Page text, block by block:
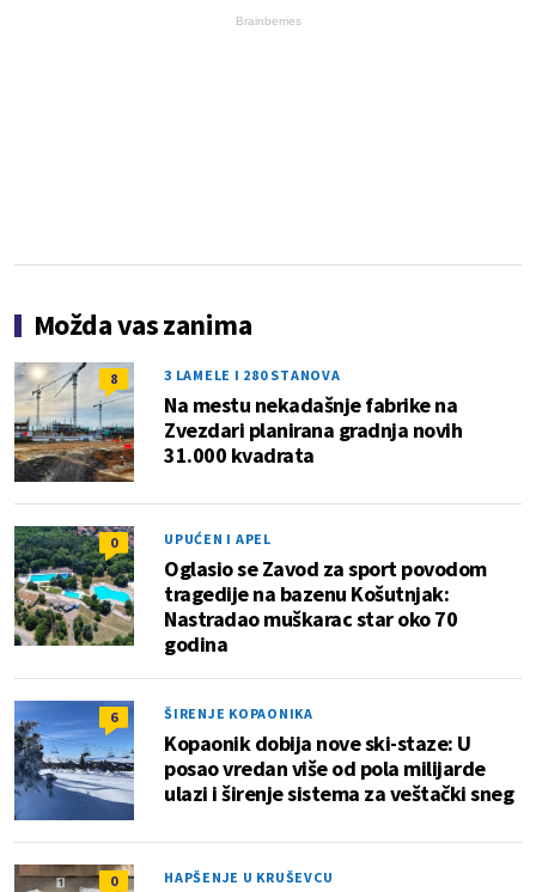
Brainberries
Možda vas zanima
8 3 LAMELE I 280 STANOVA
Na mestu nekadašnje fabrike na
Zvezdari planirana gradnja novih
31.000 kvadrata
0 UPUĆEN I APEL
Oglasio se Zavod za sport povodom
tragedije na bazenu Košutnjak:
Nastradao muškarac star oko 70
godina
6 ŠIRENJE KOPAONIKA
Kopaonik dobija nove ski-staze: U
posao vredan više od pola milijarde
ulazi i širenje sistema za veštački sneg
0 HAPŠENJE U KRUŠEVCU